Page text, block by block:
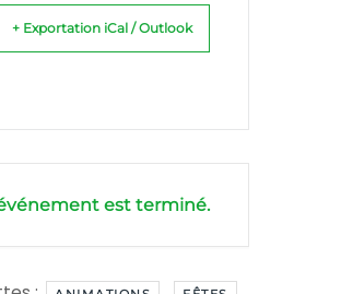
+ Exportation iCal / Outlook
est terminé.